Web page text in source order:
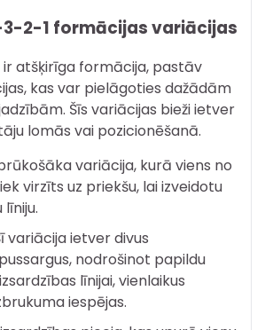
2-1 formācijas variācijas
atšķirīga formācija, pastāv
kas var pielāgoties dažādām
Šīs variācijas bieži ietver
lomās vai pozicionēšanā.
variācija, kurā viens no
virzīts uz priekšu, lai izveidotu
variācija ietver divus
nodrošinot papildu
līnijai, vienlaikus
iespējas.